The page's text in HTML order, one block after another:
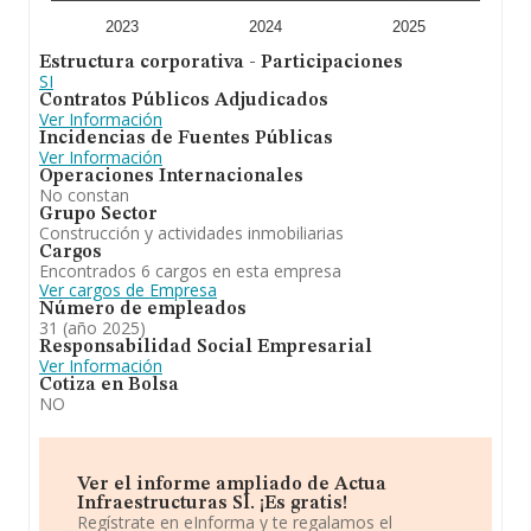
es de 2; la antigüedad alcanza los 17 años desde la
constitución.
Para concluir, la actividad deActua Infraestructuras
S.L
ranking de sectores, la compañía ha escalado
posiciones respecto al 2024. Frente al 2024, en el
ranking nacional, de todas las empresas en España, la
empresa ha experimentado una mejora.
2023 2024 2025
Estructura corporativa - Participaciones
SI
Contratos Públicos Adjudicados
Ver Información
Incidencias de Fuentes Públicas
Ver Información
Operaciones Internacionales
No constan
Grupo Sector
Construcción y actividades inmobiliarias
Cargos
Encontrados 6 cargos en esta empresa
Ver cargos de Empresa
Número de empleados
31 (año 2025)
Responsabilidad Social Empresarial
Ver Información
Cotiza en Bolsa
NO
Ver el informe ampliado de Actua
Infraestructuras Sl. ¡Es gratis!
Regístrate en eInforma y te regalamos el